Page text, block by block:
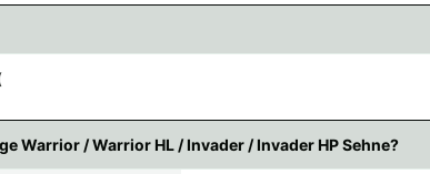
Warrior / Warrior HL / Invader / Invader HP Sehne?